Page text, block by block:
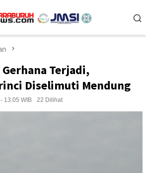
Terjadi,
Diselimuti Mendung
13:05 WIB 22 Dilihat